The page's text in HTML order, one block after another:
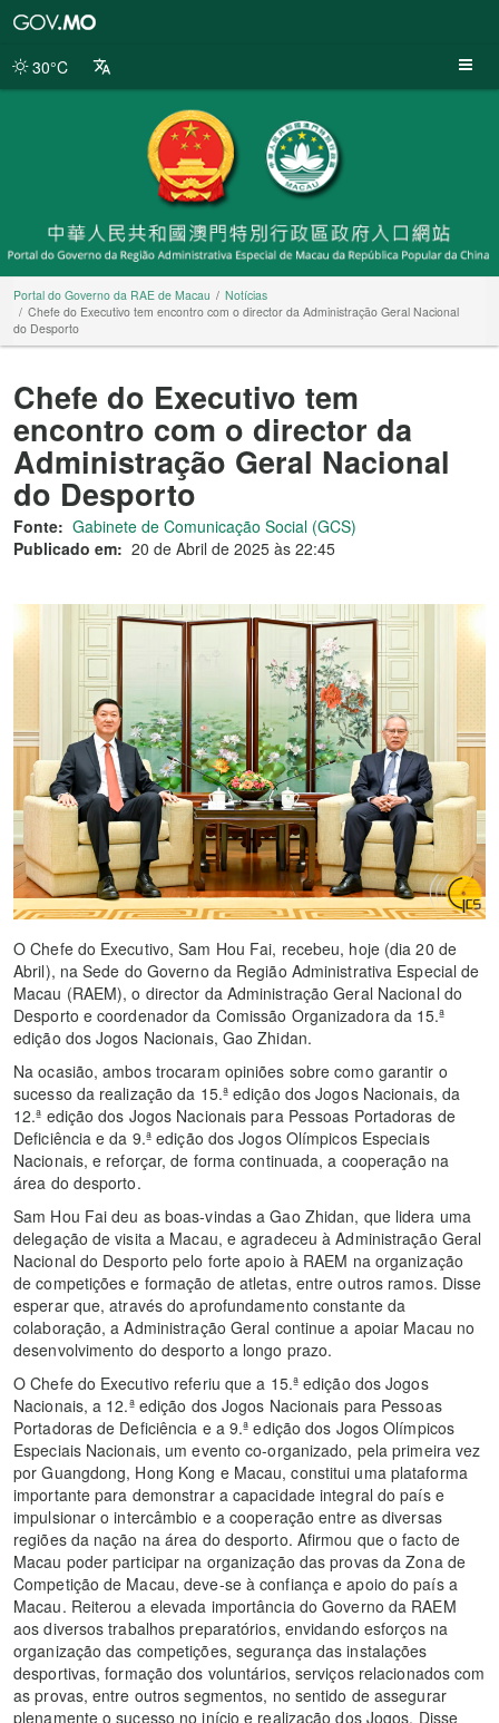
da
30°C
Portal do Governo da RAE de Macau
Notícias
Chefe do Executivo tem encontro com o director da Administração Geral Nacional
do Desporto
Chefe do Executivo tem
encontro com o director da
Administração Geral Nacional
do Desporto
Fonte: Gabinete de Comunicação Social (GCS)
Publicado em: 20 de Abril de 2025 às 22:45
O Chefe do Executivo, Sam Hou Fai, recebeu, hoje (dia 20 de
Abril), na Sede do Governo da Região Administrativa Especial de
Macau (RAEM), o director da Administração Geral Nacional do
Desporto e coordenador da Comissão Organizadora da 15.ª
edição dos Jogos Nacionais, Gao Zhidan.
Na ocasião, ambos trocaram opiniões sobre como garantir o
sucesso da realização da 15.ª edição dos Jogos Nacionais, da
12.ª edição dos Jogos Nacionais para Pessoas Portadoras de
Deficiência e da 9.ª edição dos Jogos Olímpicos Especiais
Nacionais, e reforçar, de forma continuada, a cooperação na
área do desporto.
Sam Hou Fai deu as boas-vindas a Gao Zhidan, que lidera uma
delegação de visita a Macau, e agradeceu à Administração Geral
Nacional do Desporto pelo forte apoio à RAEM na organização
de competições e formação de atletas, entre outros ramos. Disse
esperar que, através do aprofundamento constante da
colaboração, a Administração Geral continue a apoiar Macau no
desenvolvimento do desporto a longo prazo.
O Chefe do Executivo referiu que a 15.ª edição dos Jogos
Nacionais, a 12.ª edição dos Jogos Nacionais para Pessoas
Portadoras de Deficiência e a 9.ª edição dos Jogos Olímpicos
Especiais Nacionais, um evento co-organizado, pela primeira vez
por Guangdong, Hong Kong e Macau, constitui uma plataforma
importante para demonstrar a capacidade integral do país e
impulsionar o intercâmbio e a cooperação entre as diversas
regiões da nação na área do desporto. Afirmou que o facto de
Macau poder participar na organização das provas da Zona de
Competição de Macau, deve-se à confiança e apoio do país a
Macau. Reiterou a elevada importância do Governo da RAEM
aos diversos trabalhos preparatórios, envidando esforços na
organização das competições, segurança das instalações
desportivas, formação dos voluntários, serviços relacionados com
as provas, entre outros segmentos, no sentido de assegurar
plenamente o sucesso no início e realização dos Jogos. Disse